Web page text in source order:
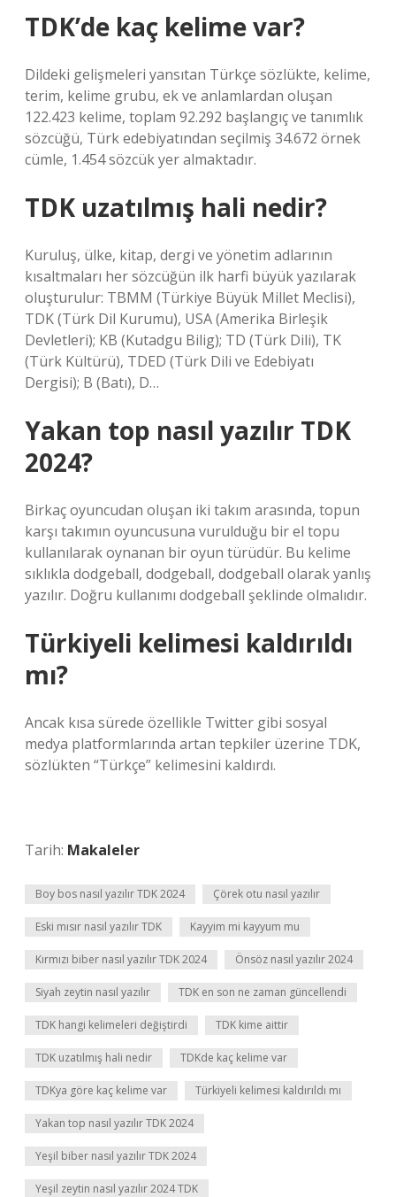
TDK’de kaç kelime var?
Dildeki gelişmeleri yansıtan Türkçe sözlükte, kelime,
terim, kelime grubu, ek ve anlamlardan oluşan
122.423 kelime, toplam 92.292 başlangıç ​​ve tanımlık
sözcüğü, Türk edebiyatından seçilmiş 34.672 örnek
cümle, 1.454 sözcük yer almaktadır.
TDK uzatılmış hali nedir?
Kuruluş, ülke, kitap, dergi ve yönetim adlarının
kısaltmaları her sözcüğün ilk harfi büyük yazılarak
oluşturulur: TBMM (Türkiye Büyük Millet Meclisi),
TDK (Türk Dil Kurumu), USA (Amerika Birleşik
Devletleri); KB (Kutadgu Bilig); TD (Türk Dili), TK
(Türk Kültürü), TDED (Türk Dili ve Edebiyatı
Dergisi); B (Batı), D…
Yakan top nasıl yazılır TDK
2024?
Birkaç oyuncudan oluşan iki takım arasında, topun
karşı takımın oyuncusuna vurulduğu bir el topu
kullanılarak oynanan bir oyun türüdür. Bu kelime
sıklıkla dodgeball, dodgeball, dodgeball olarak yanlış
yazılır. Doğru kullanımı dodgeball şeklinde olmalıdır.
Türkiyeli kelimesi kaldırıldı
mı?
Ancak kısa sürede özellikle Twitter gibi sosyal
medya platformlarında artan tepkiler üzerine TDK,
sözlükten “Türkçe” kelimesini kaldırdı.
Tarih: Makaleler
Boy bos nasıl yazılır TDK 2024 Çörek otu nasıl yazılır
Eski mısır nasıl yazılır TDK Kayyim mi kayyum mu
Kırmızı biber nasıl yazılır TDK 2024 Önsöz nasıl yazılır 2024
Siyah zeytin nasıl yazılır TDK en son ne zaman güncellendi
TDK hangi kelimeleri değiştirdi TDK kime aittir
TDK uzatılmış hali nedir TDKde kaç kelime var
TDKya göre kaç kelime var Türkiyeli kelimesi kaldırıldı mı
Yakan top nasıl yazılır TDK 2024
Yeşil biber nasıl yazılır TDK 2024
Yeşil zeytin nasıl yazılır 2024 TDK